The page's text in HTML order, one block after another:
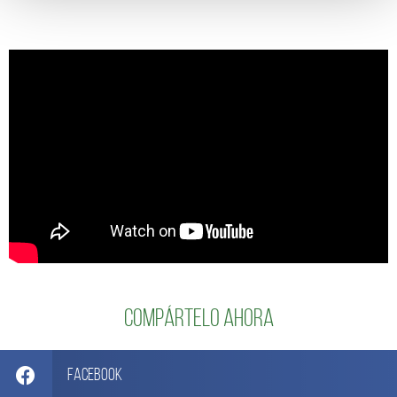
Compártelo ahora
Facebook